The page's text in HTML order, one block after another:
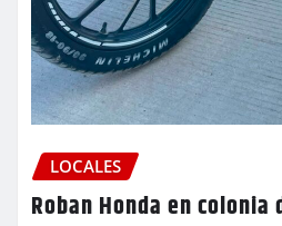
LOCALES
Roban Honda en colonia